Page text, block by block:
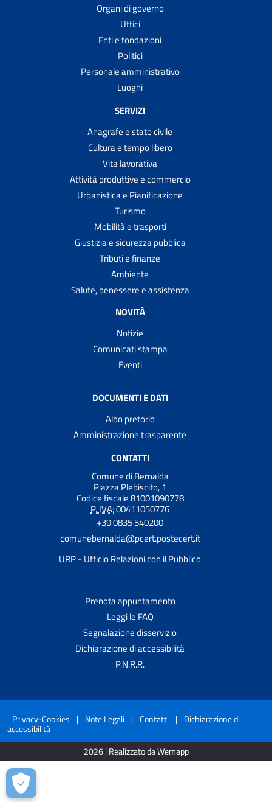
Organi di governo
Uffici
Enti e fondazioni
Politici
Personale amministrativo
Luoghi
SERVIZI
Anagrafe e stato civile
Cultura e tempo libero
Vita lavorativa
Attività produttive e commercio
Urbanistica e Pianificazione
Turismo
Mobilità e trasporti
Giustizia e sicurezza pubblica
Tributi e finanze
Ambiente
Salute, benessere e assistenza
NOVITÀ
Notizie
Comunicati stampa
Eventi
DOCUMENTI E DATI
Albo pretorio
Amministrazione trasparente
CONTATTI
Comune di Bernalda
Piazza Plebiscito, 1
Codice fiscale 81001090778
P. IVA:00411050776
+39 0835 540200
comunebernalda@pcert.postecert.it
URP - Ufficio Relazioni con il Pubblico
Prenota appuntamento
Leggi le FAQ
Segnalazione disservizio
Dichiarazione di accessibilità
P.N.R.R.
Privacy-Cookies | Note Legali | Contatti | Dichiarazione di
accessibilità
2026 | Realizzato da Wemapp